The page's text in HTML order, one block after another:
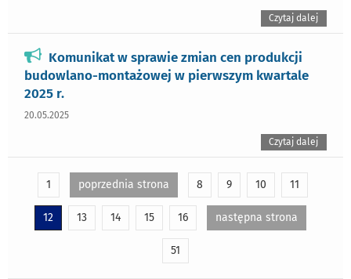
Czytaj dalej
Komunikat w sprawie zmian cen produkcji
budowlano-montażowej w pierwszym kwartale
2025 r.
20.05.2025
Czytaj dalej
1 poprzednia strona 8 9 10 11
12 13 14 15 16 następna strona
51